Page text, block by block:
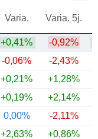
Varia. Varia. 5j.
+0,41% -0,92%
-0,06% -2,43%
+0,21% +1,28%
+0,19% +2,14%
0,00% -2,11%
+2,63%
+0,86%